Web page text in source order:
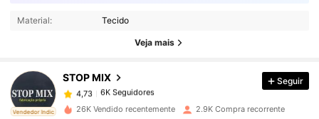
Material: Tecido
Veja mais
Vendedor Indicado
STOP MIX
6K Seguidores
4,73
6K Seguidores
v***3 pago1 dia atrás
Seguir
26K Vendido recentemente 2.9K Compra recorrente